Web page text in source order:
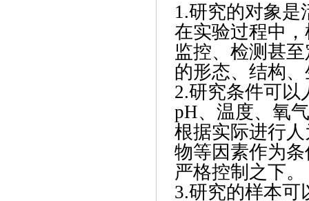
1.研究的对象是
在实验过程中
监控、检测甚
的形态、结构
2.研究条件可以
pH、温度、氧
根据实际进行
物等因素作为
严格控制之下。
3.研究的样本可